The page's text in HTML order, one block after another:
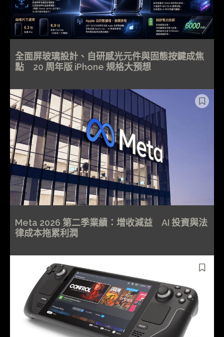
全面屏玻璃設計、自研感光元件與固態按鍵成焦
點 20 周年版 iPhone 規格大預想
Meta 2026 第二季業績：增收減益 AI 投資與法
律成本拖累利潤